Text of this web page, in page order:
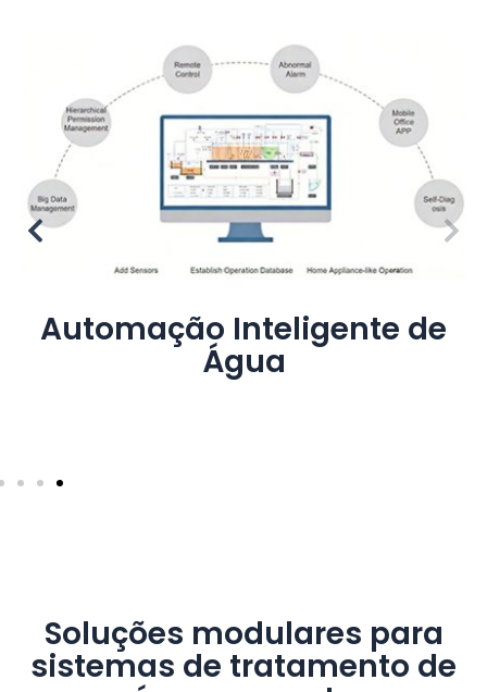
Sistema comercial de água
potável
Soluções modulares para
sistemas de tratamento de